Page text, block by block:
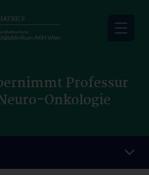
Professur
Onkologie